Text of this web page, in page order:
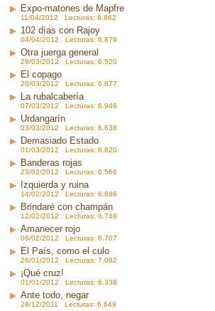
Expo-matones de Mapfre
11/04/2012 Lecturas: 6.862
102 días con Rajoy
04/04/2012 Lecturas: 6.879
Otra juerga general
29/03/2012 Lecturas: 6.520
El copago
20/03/2012 Lecturas: 6.877
La rubalcabería
07/03/2012 Lecturas: 6.946
Urdangarín
03/03/2012 Lecturas: 6.638
Demasiado Estado
01/03/2012 Lecturas: 6.820
Banderas rojas
23/02/2012 Lecturas: 6.566
Izquierda y ruina
14/02/2012 Lecturas: 6.686
Brindaré con champán
12/02/2012 Lecturas: 6.748
Amanecer rojo
06/02/2012 Lecturas: 6.707
El País, como el culo
26/01/2012 Lecturas: 7.082
¡Qué cruz!
01/01/2012 Lecturas: 6.338
Ante todo, negar
28/12/2011 Lecturas: 6.649